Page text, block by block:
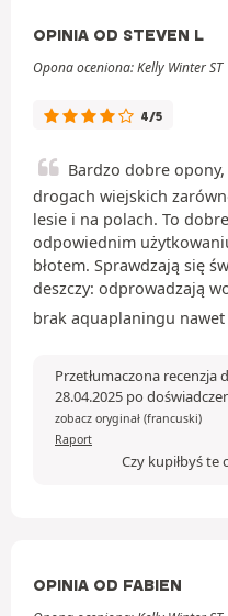
OPINIA OD STEVEN L
Opona oceniona: Kelly Winter ST
4/5
Bardzo dobre
drogach wiejskich
lesie i na polach. To
odpowiednim
błotem. Sprawdzają się
deszczy: odprowadzają
brak aquaplaningu
Przetłumaczona recenzja
28.04.2025 po
zobacz oryginał (francuski)
Raport
Czy kupiłbyś te
OPINIA OD FABIEN